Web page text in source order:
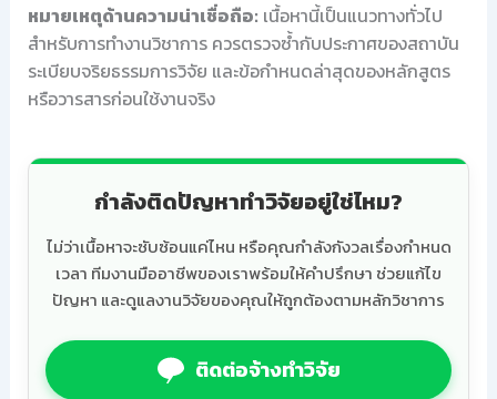
หมายเหตุด้านความน่าเชื่อถือ: เนื้อหานี้เป็นแนวทางทั่วไป
สำหรับการทำงานวิชาการ ควรตรวจซ้ำกับประกาศของสถาบัน
ระเบียบจริยธรรมการวิจัย และข้อกำหนดล่าสุดของหลักสูตร
หรือวารสารก่อนใช้งานจริง
กำลังติดปัญหาทำวิจัยอยู่ใช่ไหม?
ไม่ว่าเนื้อหาจะซับซ้อนแค่ไหน หรือคุณกำลังกังวลเรื่องกำหนด
เวลา ทีมงานมืออาชีพของเราพร้อมให้คำปรึกษา ช่วยแก้ไข
ปัญหา และดูแลงานวิจัยของคุณให้ถูกต้องตามหลักวิชาการ
ติดต่อจ้างทำวิจัย